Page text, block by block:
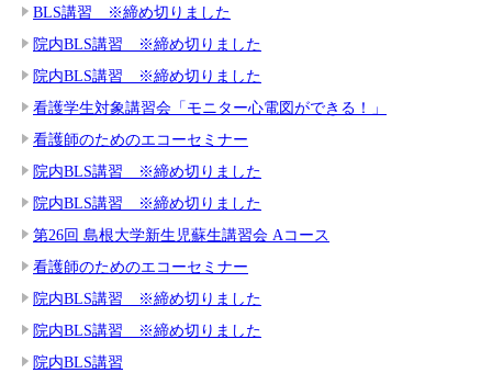
BLS講習 ※締め切りました
院内BLS講習 ※締め切りました
院内BLS講習 ※締め切りました
看護学生対象講習会「モニター心電図ができる！」
看護師のためのエコーセミナー
院内BLS講習 ※締め切りました
院内BLS講習 ※締め切りました
第26回 島根大学新生児蘇生講習会 Aコース
看護師のためのエコーセミナー
院内BLS講習 ※締め切りました
院内BLS講習 ※締め切りました
院内BLS講習